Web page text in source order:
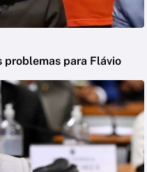
problemas para Flávio